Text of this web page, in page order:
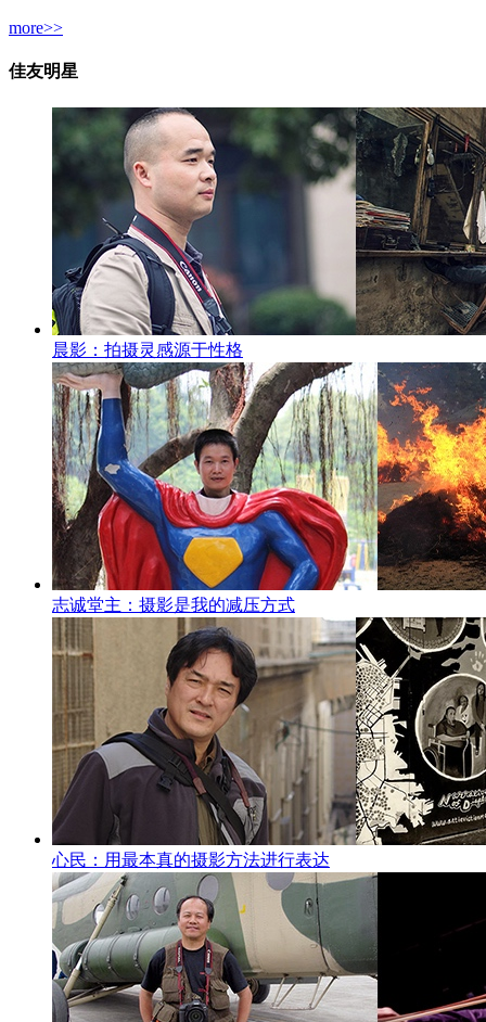
more>>
佳友明星
晨影：拍摄灵感源于性格
志诚堂主：摄影是我的减压方式
心民：用最本真的摄影方法进行表达